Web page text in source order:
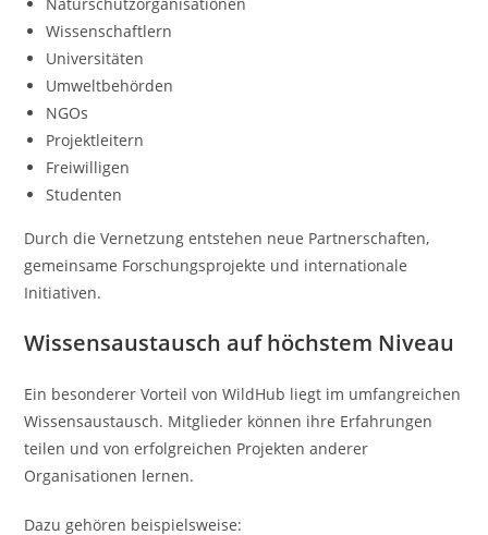
Wissenschaftlern
Universitäten
Umweltbehörden
NGOs
Projektleitern
Freiwilligen
Studenten
Durch die Vernetzung entstehen neue Partnerschaften,
gemeinsame Forschungsprojekte und internationale
Initiativen.
Wissensaustausch auf höchstem Niveau
Ein besonderer Vorteil von WildHub liegt im umfangreichen
Wissensaustausch. Mitglieder können ihre Erfahrungen
teilen und von erfolgreichen Projekten anderer
Organisationen lernen.
Dazu gehören beispielsweise: